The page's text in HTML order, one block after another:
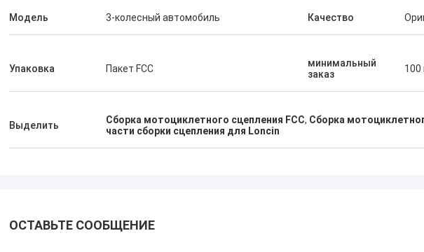
сервис превосходный, у нас хорошие
отношения.
долгосрочное сотрудничество с вашим
заводом.
Модель 3-колесный автомобиль Качество
Упаковка Пакет FCC
минимальный
заказ
100
Выделить Сборка мотоциклетного сцепления FCC, Сборка
части сборки сцепления для Loncin
ОСТАВЬТЕ СООБЩЕНИЕ